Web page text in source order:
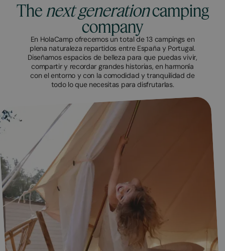
The next generationcamping
company
En HolaCamp ofrecemos un total de 13 campings en
plena naturaleza repartidos entre España y Portugal.
Diseñamos espacios de belleza para que puedas vivir,
compartir y recordar grandes historias, en harmonía
con el entorno y con la comodidad y tranquilidad de
todo lo que necesitas para disfrutarlas.